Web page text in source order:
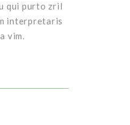
qui purto zril
interpretaris
vim.